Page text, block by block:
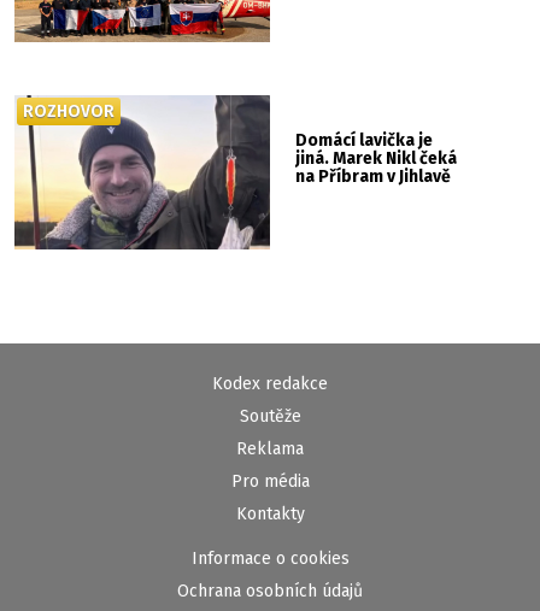
Domácí lavička je
jiná. Marek Nikl čeká
na Příbram v Jihlavě
ROZHOVOR
Kodex redakce
Soutěže
Reklama
Pro média
Kontakty
Informace o cookies
Ochrana osobních údajů